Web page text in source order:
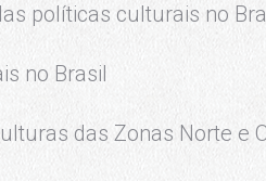
políticas culturais no
no Brasil
das Zonas Norte e